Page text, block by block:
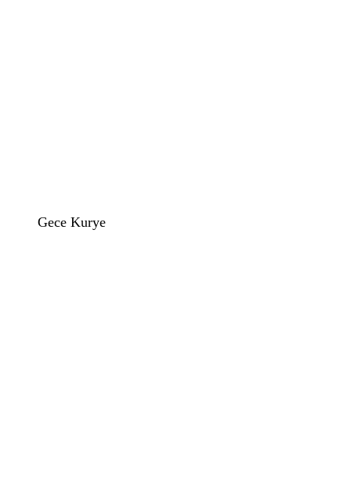
Gece Kurye